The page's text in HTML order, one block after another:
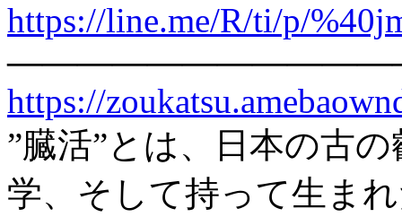
https://line.me/R/ti/p/
https://
”臓活”とは、日本の古
学、そして持って生ま